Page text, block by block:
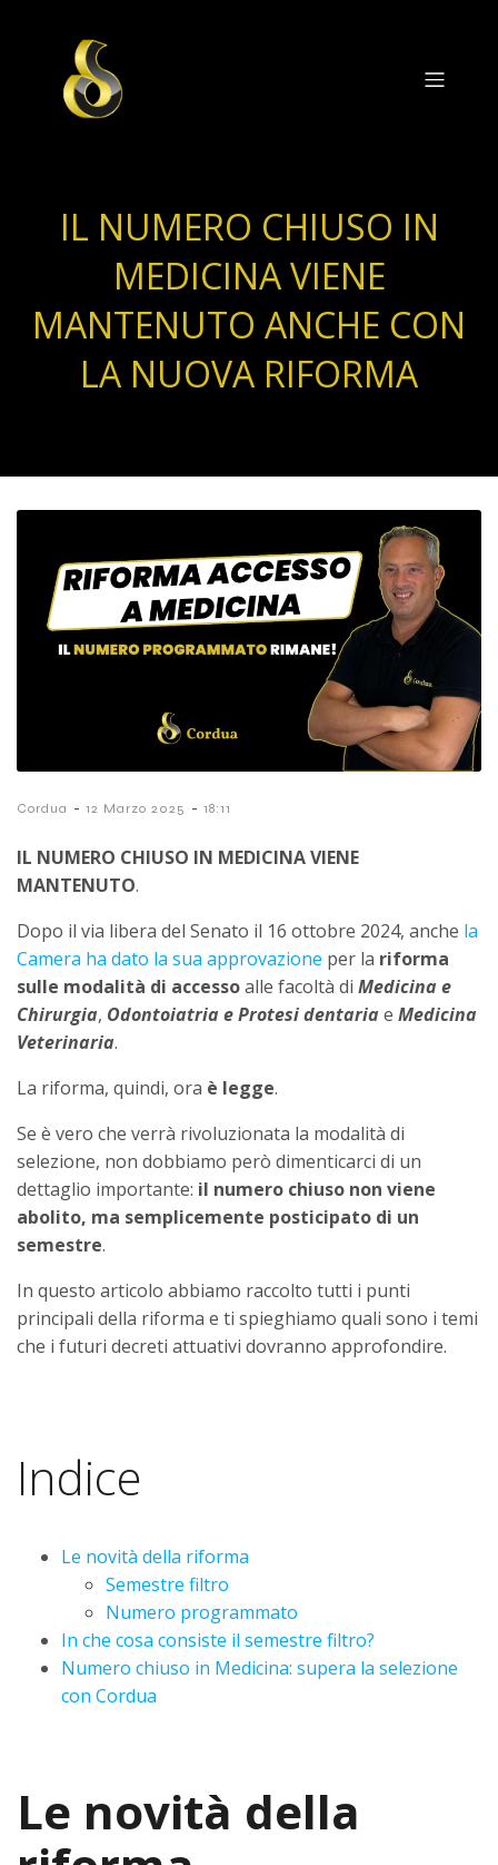
IL NUMERO CHIUSO IN
MEDICINA VIENE
MANTENUTO ANCHE CON
LA NUOVA RIFORMA
Cordua - 12 Marzo 2025 - 18:11
IL NUMERO CHIUSO IN MEDICINA VIENE
MANTENUTO.
Dopo il via libera del Senato il 16 ottobre 2024, anche la
Camera ha dato la sua approvazione per la riforma
sulle modalità di accessoalle facoltà di Medicina e
Chirurgia, Odontoiatria e Protesi dentaria e Medicina
Veterinaria.
La riforma, quindi, ora è legge.
Se è vero che verrà rivoluzionata la modalità di
selezione, non dobbiamo però dimenticarci di un
dettaglio importante: il numero chiuso non viene
abolito, ma semplicemente posticipato di un
semestre.
In questo articolo abbiamo raccolto tutti i punti
principali della riforma e ti spieghiamo quali sono i temi
che i futuri decreti attuativi dovranno approfondire.
Indice
Le novità della riforma
Semestre filtro
Numero programmato
In che cosa consiste il semestre filtro?
Numero chiuso in Medicina: supera la selezione
con Cordua
Le novità della